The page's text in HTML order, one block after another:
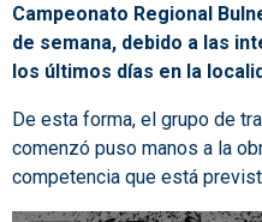
Campeonato Regional
de semana, debido a las
los últimos días en la
De esta forma, el grupo de
comenzó puso manos a la
competencia que está